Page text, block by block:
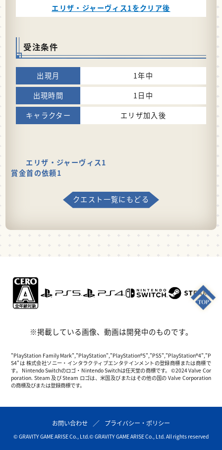
エリザ・ジャーヴィス1をクリア後
受注条件
1年中
1日中
エリザ加入後
エリザ・ジャーヴィス1
賞金首の依頼1
クエスト一覧にもどる
※掲載している画像、動画は開発中のものです。
"PlayStation Family Mark","PlayStation","PlayStation®5","PS5","PlayStation®4","P
S4"は 株式会社ソニー・インタラクティブエンタテインメントの登録商標または商標で
す。 Nintendo Switchのロゴ・Nintendo Switchは任天堂の商標です。 ©2024 Valve Cor
poration. Steam 及び Steam ロゴは、米国及びまたはその他の国の Valve Corporation
の商標及びまたは登録商標です。
お問い合わせ プライバシー・ポリシー
© GRAVITY GAME ARISE Co., Ltd.© GRAVITY GAME ARISE Co., Ltd. All rights reserved